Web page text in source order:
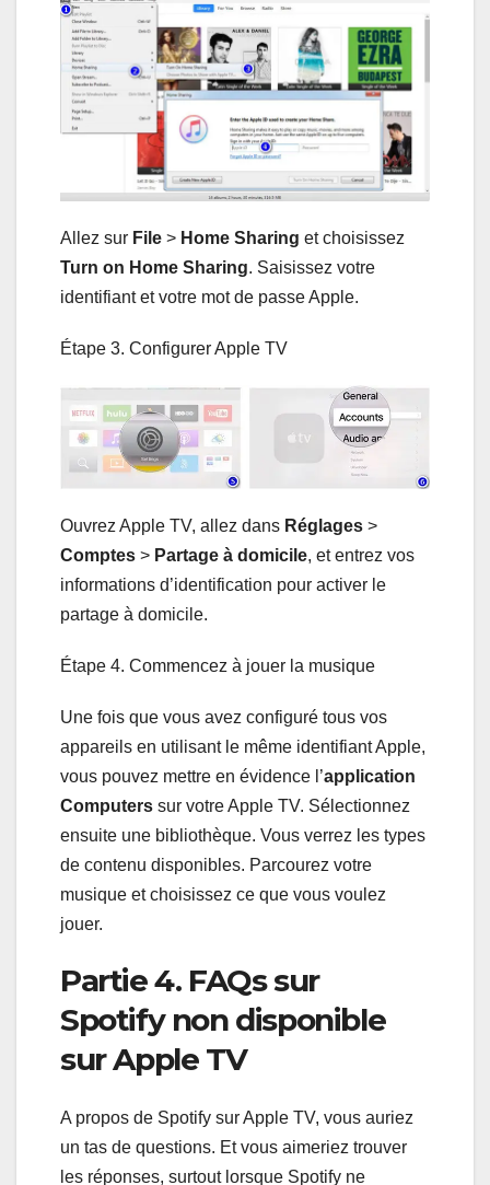
Allez sur File > Home Sharing et choisissez
Turn on Home Sharing. Saisissez votre
identifiant et votre mot de passe Apple.
Étape 3. Configurer Apple TV
Ouvrez Apple TV, allez dans Réglages >
Comptes > Partage à domicile, et entrez vos
informations d’identification pour activer le
partage à domicile.
Étape 4. Commencez à jouer la musique
Une fois que vous avez configuré tous vos
appareils en utilisant le même identifiant Apple,
vous pouvez mettre en évidence l’application
Computers sur votre Apple TV. Sélectionnez
ensuite une bibliothèque. Vous verrez les types
de contenu disponibles. Parcourez votre
musique et choisissez ce que vous voulez
jouer.
Partie 4. FAQs sur
Spotify non disponible
sur Apple TV
A propos de Spotify sur Apple TV, vous auriez
un tas de questions. Et vous aimeriez trouver
les réponses, surtout lorsque Spotify ne